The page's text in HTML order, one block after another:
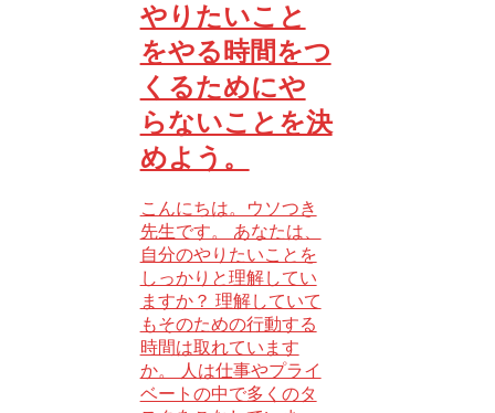
やりたいこと
をやる時間をつ
くるためにや
らないことを決
めよう。
こんにちは。ウソつき
先生です。 あなたは、
自分のやりたいことを
しっかりと理解してい
ますか？ 理解していて
もそのための行動する
時間は取れています
か。 人は仕事やプライ
ベートの中で多くのタ